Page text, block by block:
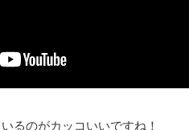
るのがカッコいいですね！